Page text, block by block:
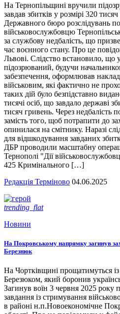
На Тернопільщині вручили
завдав збитків у розмірі 320
Державного бюро розслідувань
військовослужбовцю
за службову недбалість, що
час воєнного стану. Про це
Львові. Слідство встановило, що
підозрюваний, будучи
забезпечення, оформлював
військовим, які фактично не
таких дій було безпідставно
тисячі осіб, що завдало державі
тисяч гривень. Через недбалість
замість того, щоб потрапити до
опинилася на смітнику. Наразі
для відшкодування завданих
ДБР проводили масштабну
Тернополі "Дії
425 Кримінального […]
Редакція Терміново 04.06.2025
trending_flat
Новини
На Покровському напрямку загинув
Березнюк
На Чортківщині прощатимуться
Березюком, який боронив
Загинув воїн 3 червня 2025 року
завдання із стримування
в районі н.п.Новоекономічне